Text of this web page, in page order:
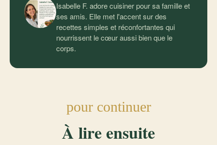
Isabelle F. adore cuisiner pour sa famille et
ses amis. Elle met l'accent sur des
recettes simples et réconfortantes qui
nourrissent le cœur aussi bien que le
corps.
pour continuer
À lire ensuite